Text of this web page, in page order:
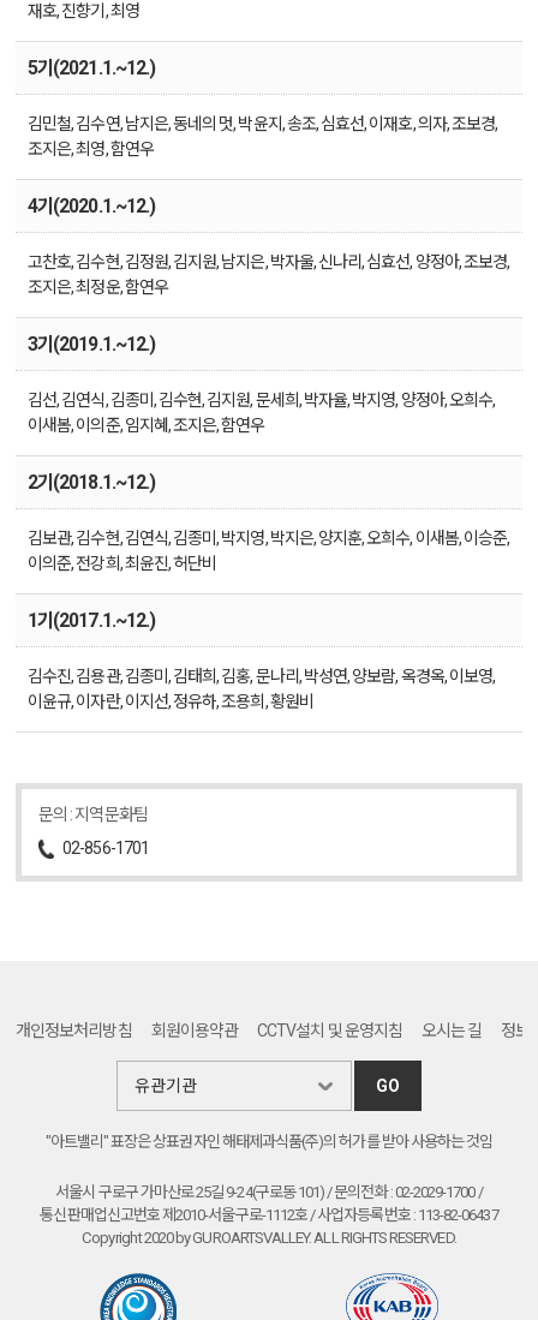
재호, 진향기, 최영
5기(2021.1.~12.)
김민철, 김수연, 남지은, 동네의 멋, 박윤지, 송조, 심효선, 이재호, 의자, 조보경,
조지은, 최영, 함연우
4기(2020.1.~12.)
고찬호, 김수현, 김정원, 김지원, 남지은, 박자울, 신나리, 심효선, 양정아, 조보경,
조지은, 최정운, 함연우
3기(2019.1.~12.)
김선, 김연식, 김종미, 김수현, 김지원, 문세희, 박자율, 박지영, 양정아, 오희수,
이새봄, 이의준, 임지혜, 조지은, 함연우
2기(2018.1.~12.)
김보관, 김수현, 김연식, 김종미, 박지영, 박지은, 양지훈, 오희수, 이새봄, 이승준,
이의준, 전강희, 최윤진, 허단비
1기(2017.1.~12.)
김수진, 김용관, 김종미, 김태희, 김홍, 문나리, 박성연, 양보람, 옥경옥, 이보영,
이윤규, 이자란, 이지선, 정유하, 조용희, 황원비
문의 : 지역문화팀
02-856-1701
개인정보처리방침 회원이용약관 CCTV설치 및 운영지침 오시는 길 정보
GO
"아트밸리" 표장은 상표권자인 해태제과식품(주)의 허가를 받아 사용하는 것임
서울시 구로구 가마산로 25길 9-24(구로동 101) / 문의전화 : 02-2029-1700 /
통신판매업신고번호 제2010-서울구로-1112호 / 사업자등록번호 : 113-82-06437
Copyright 2020 by GUROARTSVALLEY. ALL RIGHTS RESERVED.